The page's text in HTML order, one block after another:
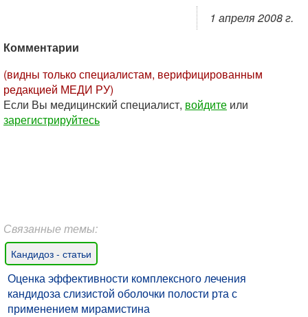
1 апреля 2008 г.
Комментарии
(видны только специалистам, верифицированным
редакцией МЕДИ РУ)
Если Вы медицинский специалист, войдите или
зарегистрируйтесь
Связанные темы:
Кандидоз - статьи
Оценка эффективности комплексного лечения
кандидоза слизистой оболочки полости рта с
применением мирамистина